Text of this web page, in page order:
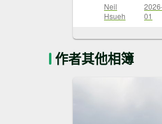
Neil
Hsueh
01
作者其他相簿